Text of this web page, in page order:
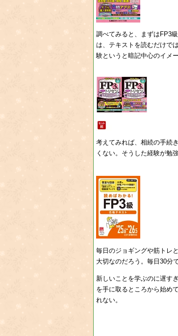
調べてみると、まずはFP3
は、テキストを読むだけで
験というと暗記中心のイメ
考えてみれば、相続の手続
くない。そうした経験が勉
毎日のジョギングや筋トレ
大切なのだろう。毎日30分
新しいことを学ぶのに遅す
を手に取るところから始め
れない。